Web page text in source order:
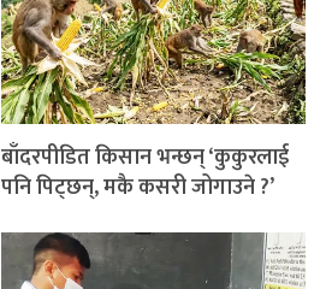
बाँदरपीडित किसान भन्छन् ‘कुकुरलाई
पनि पिट्छन्, मकै कसरी जोगाउने ?’